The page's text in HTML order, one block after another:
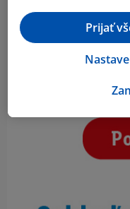
Prijať